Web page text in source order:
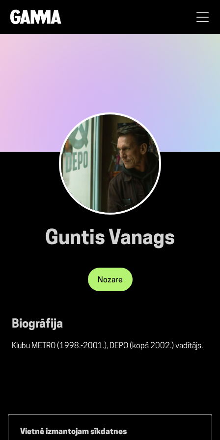
Guntis Vanags
Nozare
Biogrāfija
Klubu METRO (1998.-2001.), DEPO (kopš 2002.) vadītājs.
Vietnē izmantojam sīkdatnes